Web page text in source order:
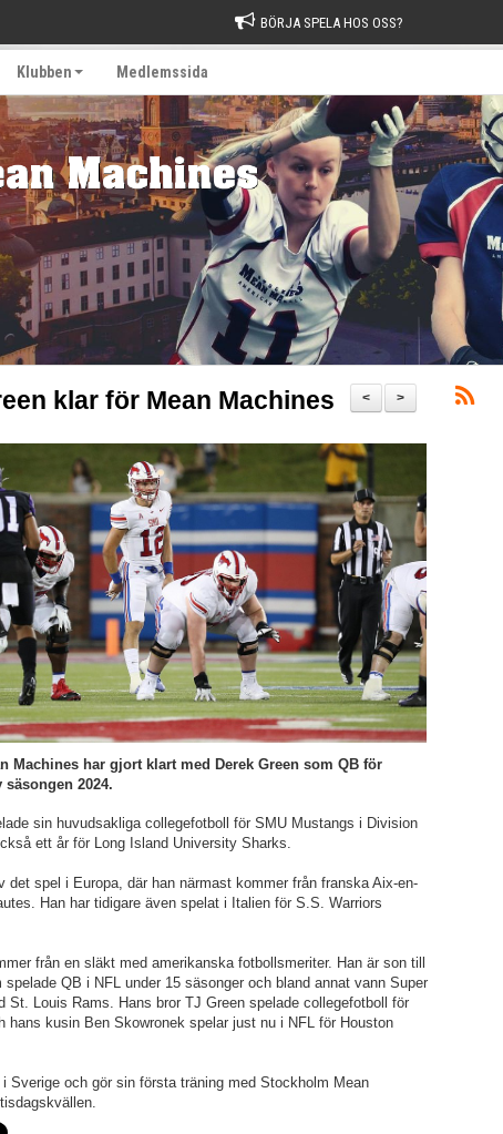
BÖRJA SPELA HOS OSS?
Klubben Medlemssida
>
<
klar för Mean Machines
Machines har gjort klart med Derek Green som QB för
2024.
sin huvudsakliga collegefotboll för SMU Mustangs i Division
ett år för Long Island University Sharks.
det spel i Europa, där han närmast kommer från franska Aix-en-
Han har tidigare även spelat i Italien för S.S. Warriors
från en släkt med amerikanska fotbollsmeriter. Han är son till
spelade QB i NFL under 15 säsonger och bland annat vann Super
St. Louis Rams. Hans bror TJ Green spelade collegefotboll för
hans kusin Ben Skowronek spelar just nu i NFL för Houston
i Sverige och gör sin första träning med Stockholm Mean